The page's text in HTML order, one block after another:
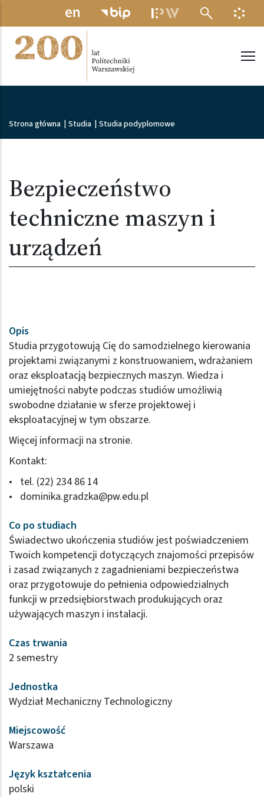
Przejdź do treści
MENU
Ścieżka nawigacyjna
Strona główna Studia Studia podyplomowe
Bezpieczeństwo
techniczne maszyn i
urządzeń
Opis
Studia przygotowują Cię do samodzielnego kierowania
projektami związanymi z konstruowaniem, wdrażaniem
oraz eksploatacją bezpiecznych maszyn. Wiedza i
umiejętności nabyte podczas studiów umożliwią
swobodne działanie w sferze projektowej i
eksploatacyjnej w tym obszarze.
Więcej informacji na stronie.
Kontakt:
tel. (22) 234 86 14
dominika.gradzka@pw.edu.pl
Co po studiach
Świadectwo ukończenia studiów jest poświadczeniem
Twoich kompetencji dotyczących znajomości przepisów
i zasad związanych z zagadnieniami bezpieczeństwa
oraz przygotowuje do pełnienia odpowiedzialnych
funkcji w przedsiębiorstwach produkujących oraz
używających maszyn i instalacji.
Czas trwania
2 semestry
Jednostka
Wydział Mechaniczny Technologiczny
Miejscowość
Warszawa
Język kształcenia
polski